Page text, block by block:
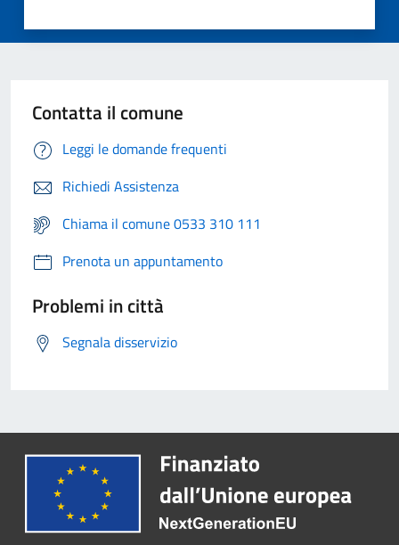
Contatta il comune
Leggi le domande frequenti
Richiedi Assistenza
Chiama il comune 0533 310 111
Prenota un appuntamento
Problemi in città
Segnala disservizio